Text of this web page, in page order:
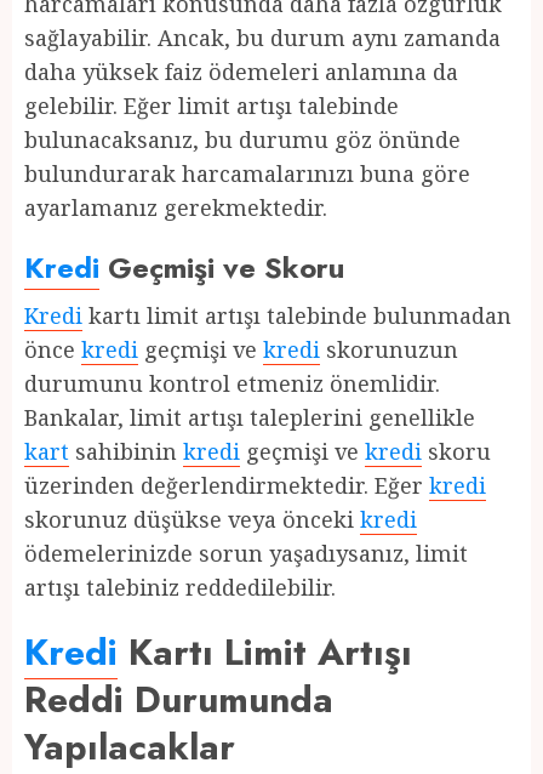
sağlayabilir. Ancak, bu durum aynı zamanda
daha yüksek faiz ödemeleri anlamına da
gelebilir. Eğer limit artışı talebinde
bulunacaksanız, bu durumu göz önünde
bulundurarak harcamalarınızı buna göre
ayarlamanız gerekmektedir.
Kredi Geçmişi ve Skoru
Kredi kartı limit artışı talebinde bulunmadan
önce kredi geçmişi ve kredi skorunuzun
durumunu kontrol etmeniz önemlidir.
Bankalar, limit artışı taleplerini genellikle
kart sahibinin kredi geçmişi ve kredi skoru
üzerinden değerlendirmektedir. Eğer kredi
skorunuz düşükse veya önceki kredi
ödemelerinizde sorun yaşadıysanız, limit
artışı talebiniz reddedilebilir.
Kredi Kartı Limit Artışı
Reddi Durumunda
Yapılacaklar